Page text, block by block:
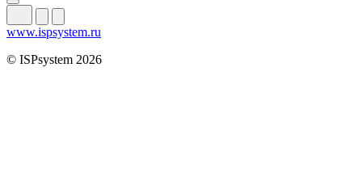
www.ispsystem.ru
© ISPsystem 2026